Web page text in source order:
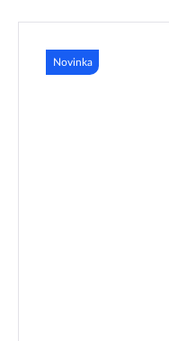
Novinka